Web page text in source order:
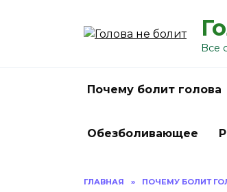
Все
Почему болит голова
Обезболивающее
ГЛАВНАЯ » ПОЧЕМУ БОЛИТ